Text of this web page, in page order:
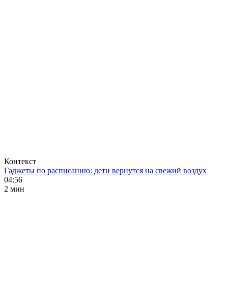
Контекст
Гаджеты по расписанию: дети вернутся на свежий воздух
04:56
2 мин